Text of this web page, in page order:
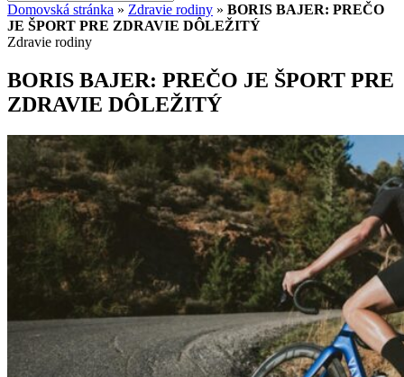
Domovská stránka » Zdravie rodiny » BORIS BAJER: PREČO
JE ŠPORT PRE ZDRAVIE DÔLEŽITÝ
Zdravie rodiny
BORIS BAJER: PREČO JE ŠPORT PRE
ZDRAVIE DÔLEŽITÝ